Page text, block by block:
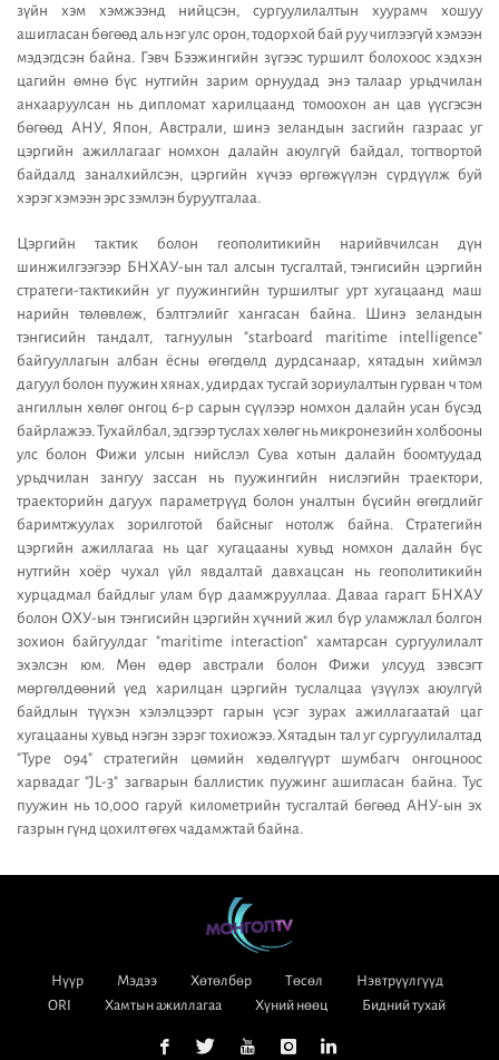
зүйн хэм хэмжээнд нийцсэн, сургуулилалтын хуурамч хошуу
ашигласан бөгөөд аль нэг улс орон, тодорхой бай руу чиглээгүй хэмээн
мэдэгдсэн байна. Гэвч Бээжингийн зүгээс туршилт болохоос хэдхэн
цагийн өмнө бүс нутгийн зарим орнуудад энэ талаар урьдчилан
анхааруулсан нь дипломат харилцаанд томоохон ан цав үүсгэсэн
бөгөөд АНУ, Япон, Австрали, шинэ зеландын засгийн газраас уг
цэргийн ажиллагааг номхон далайн аюулгүй байдал, тогтвортой
байдалд заналхийлсэн, цэргийн хүчээ өргөжүүлэн сүрдүүлж буй
хэрэг хэмээн эрс зэмлэн буруутгалаа.
Цэргийн тактик болон геополитикийн нарийвчилсан дүн
шинжилгээгээр БНХАУ-ын тал алсын тусгалтай, тэнгисийн цэргийн
стратеги-тактикийн уг пуужингийн туршилтыг урт хугацаанд маш
нарийн төлөвлөж, бэлтгэлийг хангасан байна. Шинэ зеландын
тэнгисийн тандалт, тагнуулын "starboard maritime intelligence"
байгууллагын албан ёсны өгөгдөлд дурдсанаар, хятадын хиймэл
дагуул болон пуужин хянах, удирдах тусгай зориулалтын гурван ч том
ангиллын хөлөг онгоц 6-р сарын сүүлээр номхон далайн усан бүсэд
байрлажээ. Тухайлбал, эдгээр туслах хөлөг нь микронезийн холбооны
улс болон Фижи улсын нийслэл Сува хотын далайн боомтуудад
урьдчилан зангуу зассан нь пуужингийн нислэгийн траектори,
траекторийн дагуух параметрүүд болон уналтын бүсийн өгөгдлийг
баримтжуулах зорилготой байсныг нотолж байна. Стратегийн
цэргийн ажиллагаа нь цаг хугацааны хувьд номхон далайн бүс
нутгийн хоёр чухал үйл явдалтай давхацсан нь геополитикийн
хурцадмал байдлыг улам бүр даамжрууллаа. Даваа гарагт БНХАУ
болон ОХУ-ын тэнгисийн цэргийн хүчний жил бүр уламжлал болгон
зохион байгуулдаг "maritime interaction" хамтарсан сургуулилалт
эхэлсэн юм. Мөн өдөр австрали болон Фижи улсууд зэвсэгт
мөргөлдөөний үед харилцан цэргийн туслалцаа үзүүлэх аюулгүй
байдлын түүхэн хэлэлцээрт гарын үсэг зурах ажиллагаатай цаг
хугацааны хувьд нэгэн зэрэг тохиожээ. Хятадын тал уг сургуулилалтад
"Type 094" стратегийн цөмийн хөдөлгүүрт шумбагч онгоцноос
харвадаг "JL-3" загварын баллистик пуужинг ашигласан байна. Тус
пуужин нь 10,000 гаруй километрийн тусгалтай бөгөөд АНУ-ын эх
газрын гүнд цохилт өгөх чадамжтай байна.
Нүүр Мэдээ Хөтөлбөр Төсөл
Нэвтрүүлгүүд
ORI
Хамтын ажиллагаа Хүний нөөц Бидний тухай